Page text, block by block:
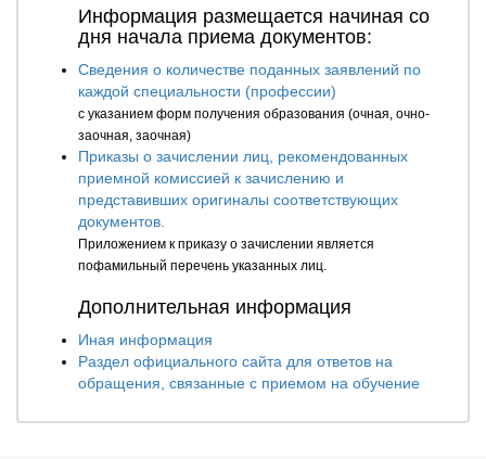
Информация размещается начиная со
дня начала приема документов:
Сведения о количестве поданных заявлений по
каждой специальности (профессии)
с указанием форм получения образования (очная, очно-
заочная, заочная)
Приказы о зачислении лиц, рекомендованных
приемной комиссией к зачислению и
представивших оригиналы соответствующих
документов.
Приложением к приказу о зачислении является
пофамильный перечень указанных лиц.
Дополнительная информация
Иная информация
Раздел официального сайта для ответов на
обращения, связанные с приемом на обучение